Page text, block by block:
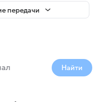
передачи
Найти